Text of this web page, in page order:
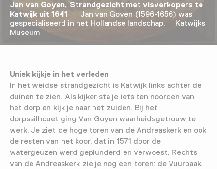
Jan van Goyen, Strandgezicht met visverkopers te
Katwijk uit 1641
Jan van Goyen (1596-1656) was
gespecialiseerd in het Hollandse landschap. Katwijks
Museum
Uniek kijkje in het verleden
In het weidse strandgezicht is Katwijk links achter de
duinen te zien. Als kijker sta je iets ten noorden van
het dorp en kijk je naar het zuiden. Bij het
dorpssilhouet ging Van Goyen waarheidsgetrouw te
werk. Je ziet de hoge toren van de Andreaskerk en ook
de resten van het koor, dat in 1571 door de
watergeuzen werd geplunderd en verwoest. Rechts
van de Andreaskerk zie je nog een toren: de Vuurbaak.